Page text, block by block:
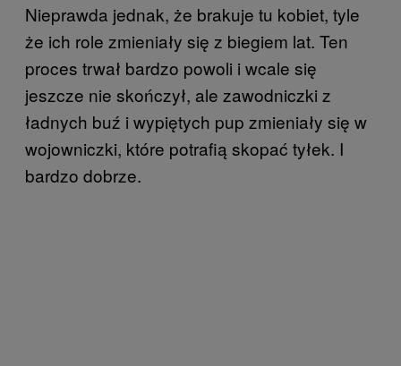
Nieprawda jednak, że brakuje tu kobiet, tyle
że ich role zmieniały się z biegiem lat. Ten
proces trwał bardzo powoli i wcale się
jeszcze nie skończył, ale zawodniczki z
ładnych buź i wypiętych pup zmieniały się w
wojowniczki, które potrafią skopać tyłek. I
bardzo dobrze.